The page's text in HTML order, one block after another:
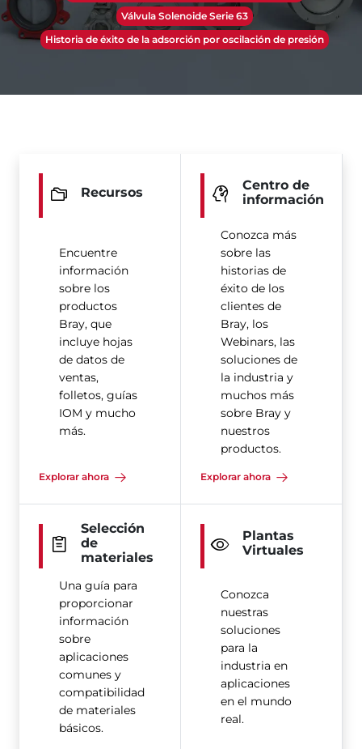
Válvula Solenoide Serie 63
Historia de éxito de la adsorción por oscilación de presión
Recursos
Encuentre
información
sobre los
productos
Bray, que
incluye hojas
de datos de
ventas,
folletos, guías
IOM y mucho
más.
Explorar ahora
Centro de
información
Conozca más
sobre las
historias de
éxito de los
clientes de
Bray, los
Webinars, las
soluciones de
la industria y
muchos más
sobre Bray y
nuestros
productos.
Explorar ahora
Selección
de
materiales
Una guía para
proporcionar
información
sobre
aplicaciones
comunes y
compatibilidad
de materiales
básicos.
Plantas
Virtuales
Conozca
nuestras
soluciones
para la
industria en
aplicaciones
en el mundo
real.